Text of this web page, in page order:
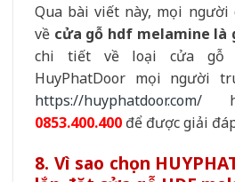
Qua bài viết này, mọi người
về cửa gỗ hdf melamine là
chi tiết về loại cửa gỗ
HuyPhatDoor mọi người
https://huyphatdoor.com/
0853.400.400 để được giải
8. Vì sao chọn